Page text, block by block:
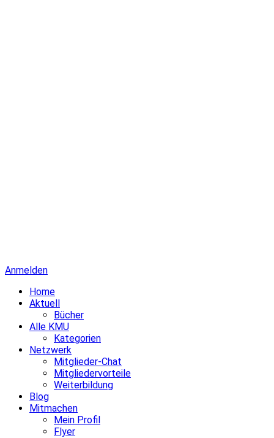
Anmelden
Home
Aktuell
Bücher
Alle KMU
Kategorien
Netzwerk
Mitglieder-Chat
Mitgliedervorteile
Weiterbildung
Blog
Mitmachen
Mein Profil
Flyer